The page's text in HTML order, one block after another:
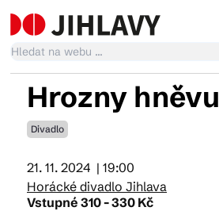
Kalendář akcí
Tradiční akce
Hrozny hněvu
Divadlo
21. 11. 2024 | 19:00
Horácké divadlo Jihlava
Vstupné 310 - 330 Kč